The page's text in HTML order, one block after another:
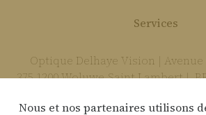
Services
Optique Delhaye Vision |
375 1200 Woluwe-Saint-Lambert |
Nous et nos partenaires utilisons